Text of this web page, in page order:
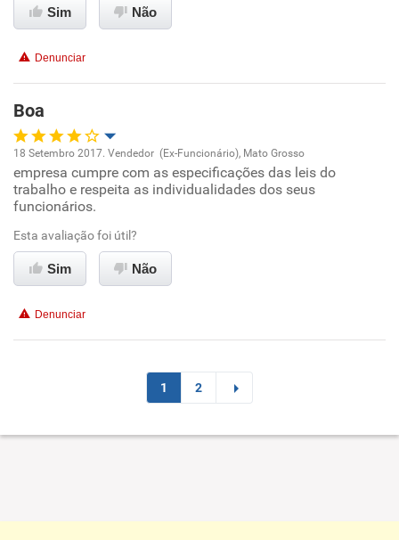
Recomenda a diretoria
Sim Não
Denunciar
Boa
Oportunidade de promoção
Conciliação com a vida familiar
18 Setembro 2017. Vendedor (Ex-Funcionário), Mato Grosso
empresa cumpre com as especificações das leis do
trabalho e respeita as individualidades dos seus
funcionários.
Esta avaliação foi útil?
Sim Não
Denunciar
1 2